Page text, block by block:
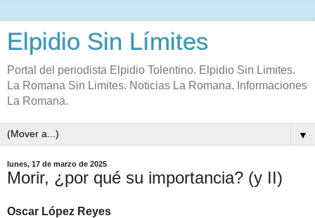
Elpidio Sin Límites
Portal del periodista Elpidio Tolentino. Elpidio Sin Limites.
La Romana Sin Limites. Noticias La Romana. Informaciones
La Romana.
▼
lunes, 17 de marzo de 2025
Morir, ¿por qué su importancia? (y II)
Oscar López Reyes